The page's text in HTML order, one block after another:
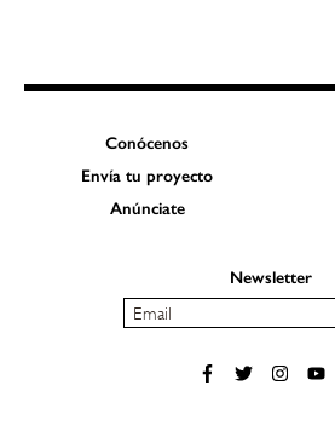
Conócenos
Envía tu proyecto
Anúnciate
Newsletter